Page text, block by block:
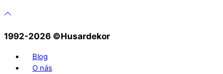
1992-2026 ©️Husardekor
Blog
O nás